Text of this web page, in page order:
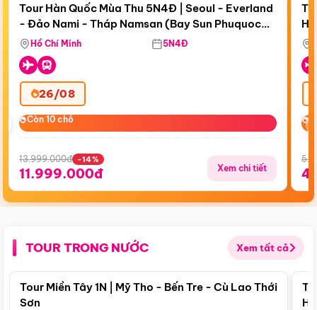
Còn18 ngày 16:15:21
Bay Sun Phuquoc Airways
Tour Hàn Quốc Mùa Thu 5N4Đ | Seoul - Everland
- Đảo Nami - Tháp Namsan (Bay Sun Phuquoc
Airways)
Hồ Chí Minh 5N4Đ
26/08
Còn 10 chỗ
Còn 10 chỗ
13.999.000đ -14%
11.999.000đ Xem chi tiết
TOUR TRONG NƯỚC Xem tất cả
Điểm nổi bật
Tour Miền Tây 1N | Mỹ Tho - Bến Tre - Cù Lao Thới
Sơn